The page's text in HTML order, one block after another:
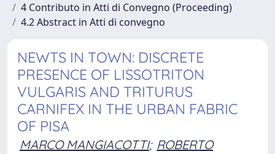
4 Contributo in Atti di Convegno (Proceeding)
4.2 Abstract in Atti di convegno
NEWTS IN TOWN: DISCRETE
PRESENCE OF LISSOTRITON
VULGARIS AND TRITURUS
CARNIFEX IN THE URBAN FABRIC
OF PISA
MARCO MANGIACOTTI; ROBERTO